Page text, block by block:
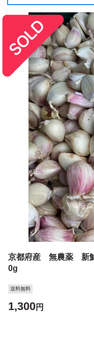
京都府産 無農薬 新
0g
送料無料
1,300円